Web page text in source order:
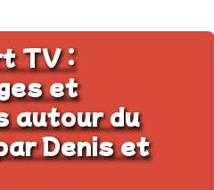
TV :
et
autour du
Denis et